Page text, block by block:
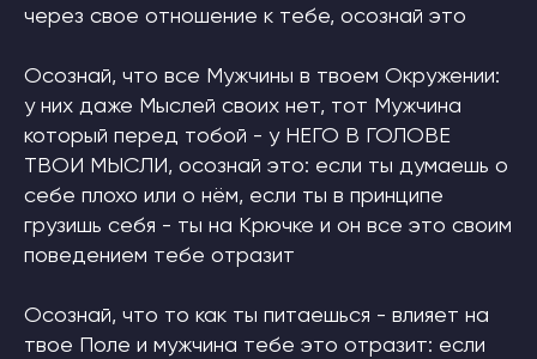
через свое отношение к тебе, осознай это
Осознай, что все Мужчины в твоем Окружении:
у них даже Мыслей своих нет, тот Мужчина
который перед тобой - у НЕГО В ГОЛОВЕ
ТВОИ МЫСЛИ, осознай это: если ты думаешь о
себе плохо или о нём, если ты в принципе
грузишь себя - ты на Крючке и он все это своим
поведением тебе отразит
Осознай, что то как ты питаешься - влияет на
твое Поле и мужчина тебе это отразит: если